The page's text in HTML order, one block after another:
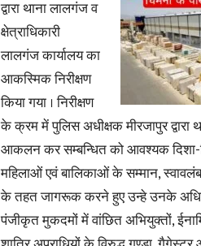
द्वारा थाना लालगंज व
क्षेत्राधिकारी
लालगंज कार्यालय का
आकस्मिक निरीक्षण
किया गया । निरीक्षण
के क्रम में पुलिस अधीक्षक मीरजापुर
आकलन कर सम्बन्धित को आवश्यक दिशा-
महिलाओं एवं बालिकाओं के सम्मान,
के तहत जागरूक करने हुए उन्हे उनके
पंजीकृत मुकदमों में वांछित अभियुक्तों,